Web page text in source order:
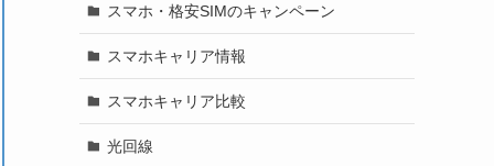
スマホ・格安SIMのキャンペーン
スマホキャリア情報
スマホキャリア比較
光回線